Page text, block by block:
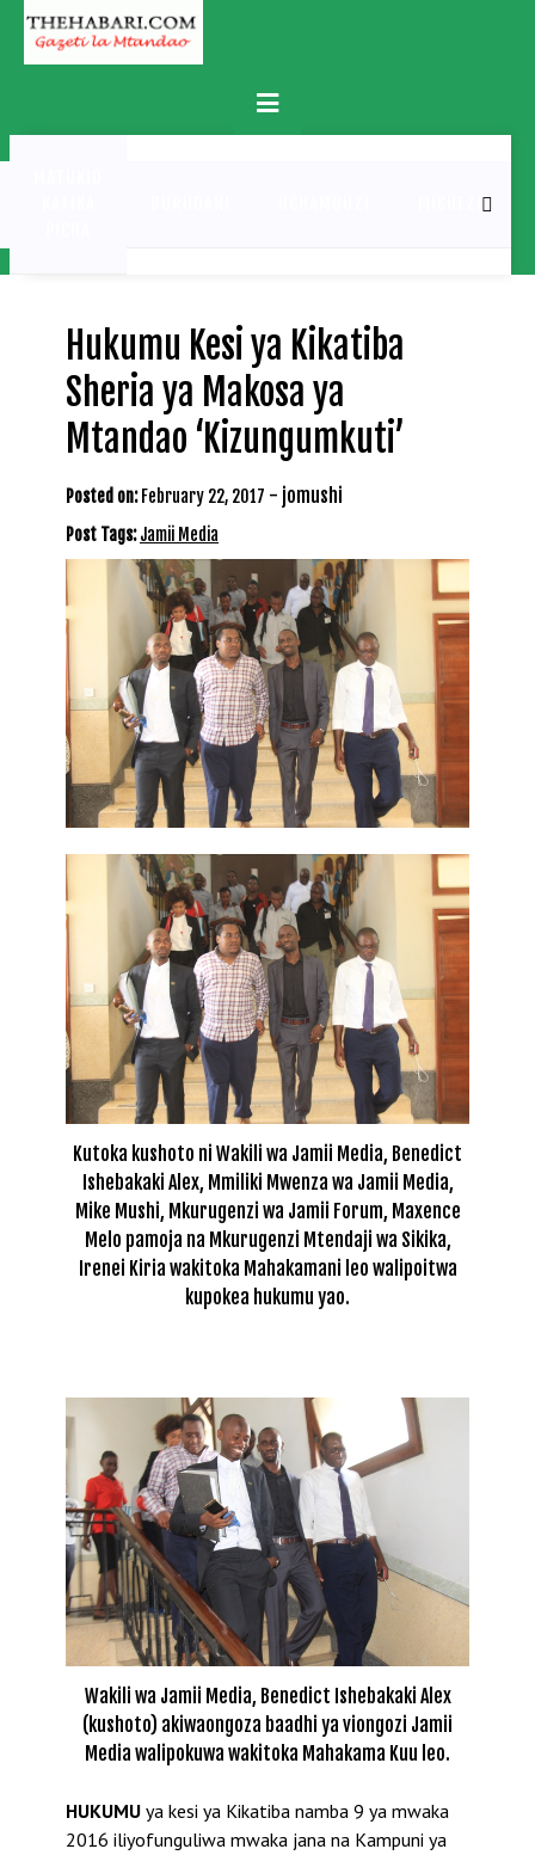
Skip
content
Primary
Menu
MICHEZO
Hukumu Kesi ya Kikatiba
Sheria ya Makosa ya
Mtandao ‘Kizungumkuti’
Posted on: February 22, 2017 - jomushi
Post Tags:Jamii Media
Kutoka kushoto ni Wakili wa Jamii Media, Benedict
Ishebakaki Alex, Mmiliki Mwenza wa Jamii Media,
Mike Mushi, Mkurugenzi wa Jamii Forum, Maxence
Melo pamoja na Mkurugenzi Mtendaji wa Sikika,
Irenei Kiria wakitoka Mahakamani leo walipoitwa
kupokea hukumu yao.
Wakili wa Jamii Media, Benedict Ishebakaki Alex
(kushoto) akiwaongoza baadhi ya viongozi Jamii
Media walipokuwa wakitoka Mahakama Kuu leo.
HUKUMU ya kesi ya Kikatiba namba 9 ya mwaka
2016 iliyofunguliwa mwaka jana na Kampuni ya